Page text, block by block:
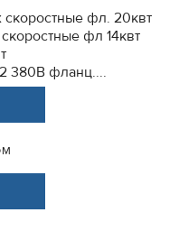
фл. 20квт
фл 14квт
380В фланц....